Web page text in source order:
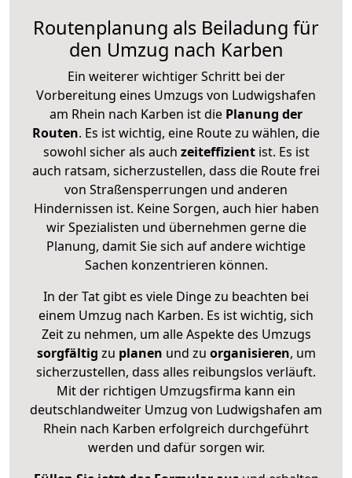
Routenplanung als Beiladung für
den Umzug nach Karben
Ein weiterer wichtiger Schritt bei der
Vorbereitung eines Umzugs von Ludwigshafen
am Rhein nach Karben ist die Planung der
Routen. Es ist wichtig, eine Route zu wählen, die
sowohl sicher als auch zeiteffizientist. Es ist
auch ratsam, sicherzustellen, dass die Route frei
von Straßensperrungen und anderen
Hindernissen ist. Keine Sorgen, auch hier haben
wir Spezialisten und übernehmen gerne die
Planung, damit Sie sich auf andere wichtige
Sachen konzentrieren können.
In der Tat gibt es viele Dinge zu beachten bei
einem Umzug nach Karben. Es ist wichtig, sich
Zeit zu nehmen, um alle Aspekte des Umzugs
sorgfältig zu planen und zu organisieren, um
sicherzustellen, dass alles reibungslos verläuft.
Mit der richtigen Umzugsfirma kann ein
deutschlandweiter Umzug von Ludwigshafen am
Rhein nach Karben erfolgreich durchgeführt
werden und dafür sorgen wir.